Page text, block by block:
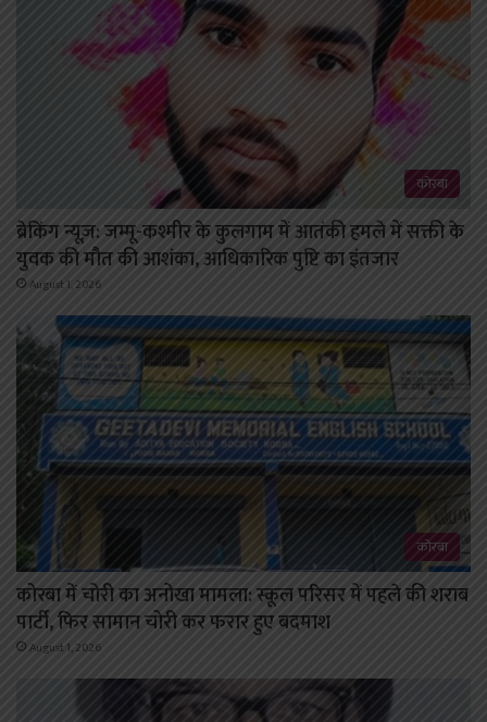
कोरबा
ब्रेकिंग न्यूज़: जम्मू-कश्मीर के कुलगाम में आतंकी हमले में सक्ती के
युवक की मौत की आशंका, आधिकारिक पुष्टि का इंतजार
August 1, 2026
कोरबा
कोरबा में चोरी का अनोखा मामला: स्कूल परिसर में पहले की शराब
पार्टी, फिर सामान चोरी कर फरार हुए बदमाश
August 1, 2026